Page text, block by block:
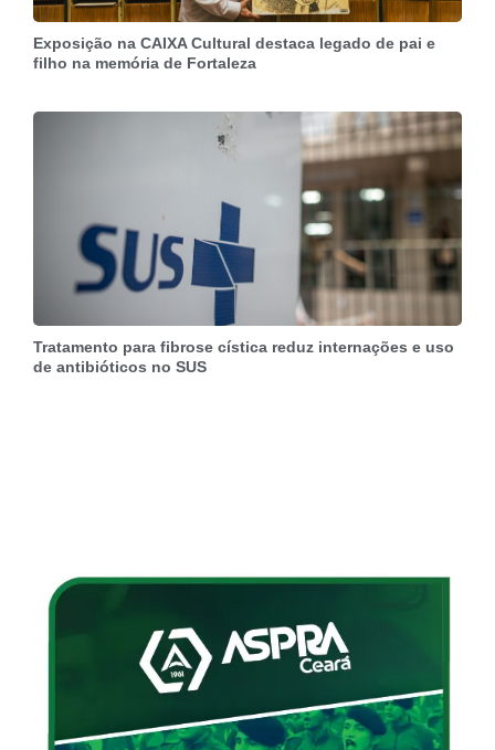
Exposição na CAIXA Cultural destaca legado de pai e
filho na memória de Fortaleza
Tratamento para fibrose cística reduz internações e uso
de antibióticos no SUS